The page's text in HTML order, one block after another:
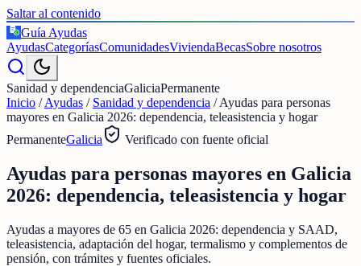
Saltar al contenido
€
Guía Ayudas
AyudasCategoríasComunidadesViviendaBecasSobre nosotros
Sanidad y dependenciaGaliciaPermanente
Inicio /Ayudas / Sanidad y dependencia /Ayudas para personas
mayores en Galicia 2026: dependencia, teleasistencia y hogar
PermanenteGalicia Verificado con fuente oficial
Ayudas para personas mayores en Galicia
2026: dependencia, teleasistencia y hogar
Ayudas a mayores de 65 en Galicia 2026: dependencia y SAAD,
teleasistencia, adaptación del hogar, termalismo y complementos de
pensión, con trámites y fuentes oficiales.